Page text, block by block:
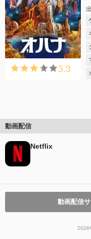
3.3
動画配信
Netflix
動画配信
2026